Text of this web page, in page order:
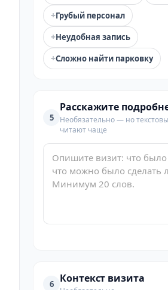
+Грубый персонал
+Неудобная запись
+Сложно найти парковку
5
Расскажите
Необязательно — но
читают чаще
6 Контекст визита